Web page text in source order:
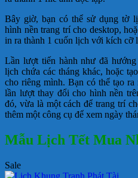
Bây giờ, bạn có thể sử dụng tờ
hình nền trang trí cho desktop,
in ra thành 1 cuốn lịch với kích cỡ
Lần lượt tiến hành như đã
lịch chứa các tháng khác, hoặc
cho riêng mình. Bạn có thể tạo
lần lượt thay đổi cho hình nền
đó, vừa là một cách để trang trí
thêm một công cụ để xem ngày
Mẫu Lịch Tết Mua
Sale